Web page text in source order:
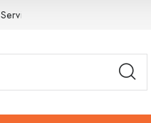
Servis a reklamace